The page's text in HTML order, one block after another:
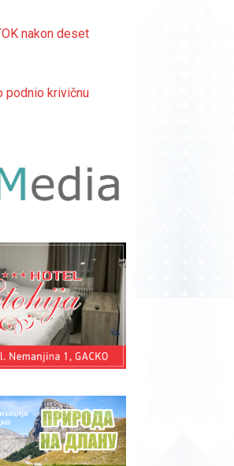
nakon deset
podnio krivičnu